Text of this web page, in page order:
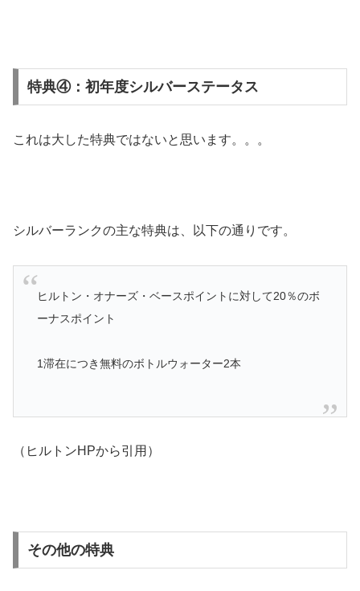
特典④：初年度シルバーステータス
これは大した特典ではないと思います。。。
シルバーランクの主な特典は、以下の通りです。
ヒルトン・オナーズ・ベースポイントに対して20％のボ
ーナスポイント
1滞在につき無料のボトルウォーター2本
（ヒルトンHPから引用）
その他の特典